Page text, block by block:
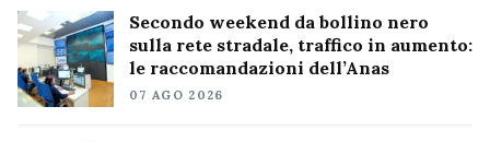
Secondo weekend da bollino nero
sulla rete stradale, traffico in aumento:
le raccomandazioni dell’Anas
07 AGO 2026